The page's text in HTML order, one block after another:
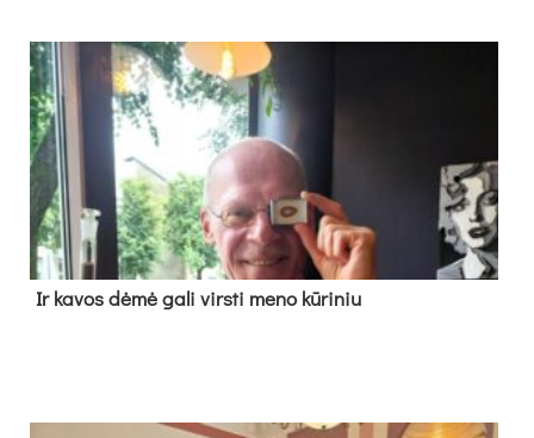
Ir ka­vos dė­mė ga­li virs­ti me­no kū­ri­niu